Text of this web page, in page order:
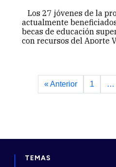
Los 27 jóvenes de la
actualmente
becas de educación
con recursos del Aporte
« Anterior 1 …
TEMAS